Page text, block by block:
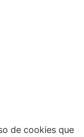
de cookies que